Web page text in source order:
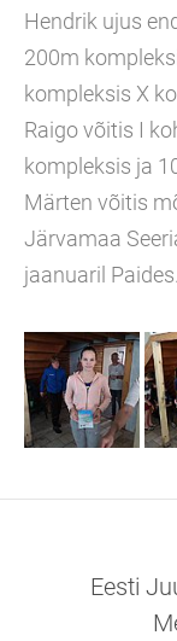
Hendrik ujus
200m
kompleksis X
Raigo võitis I
kompleksis ja
Märten võitis
Järvamaa
jaanuaril Paides.
Eesti